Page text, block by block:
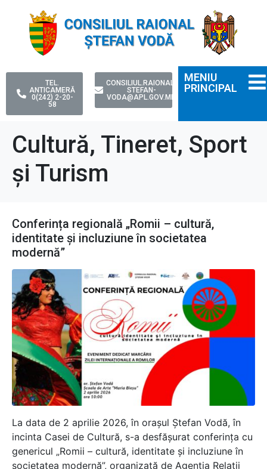
TEL.
ANTICAMERĂ
0(242) 2-20-
58
CONSILIUL.RAIONAL-
STEFAN-
VODA@APL.GOV.MD
MENIU
PRINCIPAL
Cultură, Tineret, Sport
și Turism
Conferința regională „Romii – cultură,
identitate și incluziune în societatea
modernă”
La data de 2 aprilie 2026, în orașul Ștefan Vodă, în
incinta Casei de Cultură, s-a desfășurat conferința cu
genericul „Romii – cultură, identitate și incluziune în
societatea modernă”, organizată de Agenția Relații